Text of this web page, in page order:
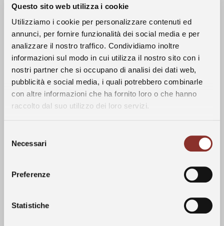
Questo sito web utilizza i cookie
Utilizziamo i cookie per personalizzare contenuti ed
annunci, per fornire funzionalità dei social media e per
analizzare il nostro traffico. Condividiamo inoltre
informazioni sul modo in cui utilizza il nostro sito con i
nostri partner che si occupano di analisi dei dati web,
pubblicità e social media, i quali potrebbero combinarle
con altre informazioni che ha fornito loro o che hanno
raccolto dal suo utilizzo dei loro servizi.
delNecessari
Preferenze
Statistiche
La Storia
I Vini
Clima
protrattosi fino a metà maggio, quando sono
concentrate nelle langhe albesi. A partire dal
nella norma del periodo, accompagnate da